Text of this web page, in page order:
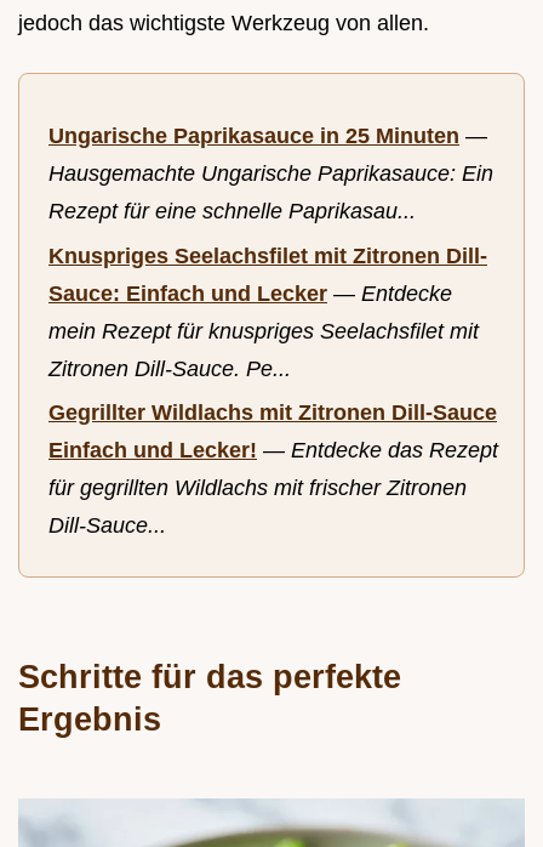
jedoch das wichtigste Werkzeug von allen.
Ungarische Paprikasauce in 25 Minuten —
Hausgemachte Ungarische Paprikasauce: Ein
Rezept für eine schnelle Paprikasau...
Knuspriges Seelachsfilet mit Zitronen Dill-
Sauce: Einfach und Lecker — Entdecke
mein Rezept für knuspriges Seelachsfilet mit
Zitronen Dill-Sauce. Pe...
Gegrillter Wildlachs mit Zitronen Dill-Sauce
Einfach und Lecker! — Entdecke das Rezept
für gegrillten Wildlachs mit frischer Zitronen
Dill-Sauce...
Schritte für das perfekte
Ergebnis